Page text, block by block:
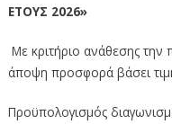
ΕΤΟΥΣ 2026»
Με κριτήριο ανάθεσης
άποψη προσφορά βάσει
Προϋπολογισμός